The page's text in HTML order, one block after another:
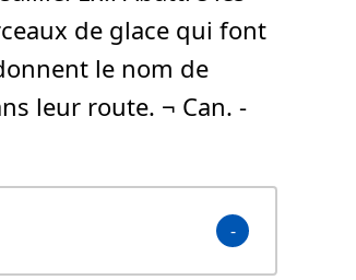
de glace qui font
le nom de
leur route. ¬ Can. -